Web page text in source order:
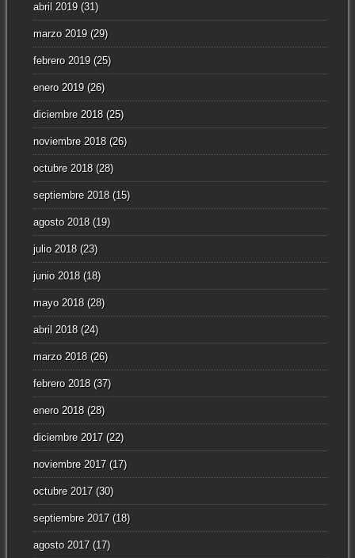
abril 2019(31)
marzo 2019(29)
febrero 2019(25)
enero 2019(26)
diciembre 2018(25)
noviembre 2018(26)
octubre 2018(28)
septiembre 2018(15)
agosto 2018(19)
julio 2018(23)
junio 2018(18)
mayo 2018(28)
abril 2018(24)
marzo 2018(26)
febrero 2018(37)
enero 2018(28)
diciembre 2017(22)
noviembre 2017(17)
octubre 2017(30)
septiembre 2017(18)
agosto 2017(17)